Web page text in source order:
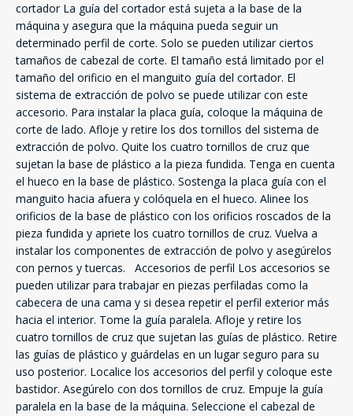
cortador La guía del cortador está sujeta a la base de la
máquina y asegura que la máquina pueda seguir un
determinado perfil de corte. Solo se pueden utilizar ciertos
tamaños de cabezal de corte. El tamaño está limitado por el
tamaño del orificio en el manguito guía del cortador. El
sistema de extracción de polvo se puede utilizar con este
accesorio. Para instalar la placa guía, coloque la máquina de
corte de lado. Afloje y retire los dos tornillos del sistema de
extracción de polvo. Quite los cuatro tornillos de cruz que
sujetan la base de plástico a la pieza fundida. Tenga en cuenta
el hueco en la base de plástico. Sostenga la placa guía con el
manguito hacia afuera y colóquela en el hueco. Alinee los
orificios de la base de plástico con los orificios roscados de la
pieza fundida y apriete los cuatro tornillos de cruz. Vuelva a
instalar los componentes de extracción de polvo y asegúrelos
con pernos y tuercas. Accesorios de perfil Los accesorios se
pueden utilizar para trabajar en piezas perfiladas como la
cabecera de una cama y si desea repetir el perfil exterior más
hacia el interior. Tome la guía paralela. Afloje y retire los
cuatro tornillos de cruz que sujetan las guías de plástico. Retire
las guías de plástico y guárdelas en un lugar seguro para su
uso posterior. Localice los accesorios del perfil y coloque este
bastidor. Asegúrelo con dos tornillos de cruz. Empuje la guía
paralela en la base de la máquina. Seleccione el cabezal de